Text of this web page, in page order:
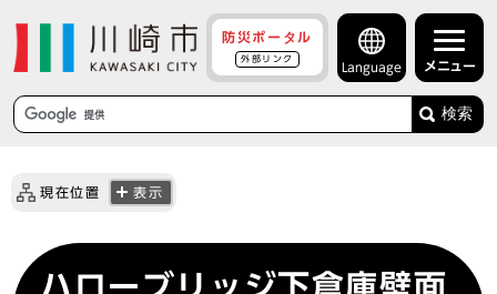
防災ポータル
外部リンク
Language メニュー
検索
現在位置 表示
ハローブリッジ下倉庫壁面